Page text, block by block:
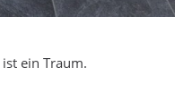
ein Traum.